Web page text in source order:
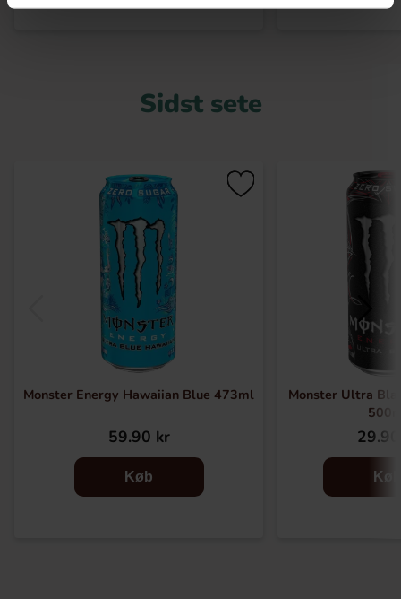
Sidst sete
Monster Energy Hawaiian Blue 473ml
59.90 kr
Køb
Monster Ultra
Køb